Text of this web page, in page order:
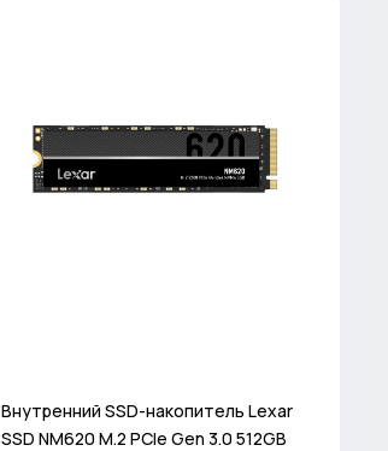
Внутренний SSD-накопитель Lexar
SSD NM620 M.2 PCIe Gen 3.0 512GB